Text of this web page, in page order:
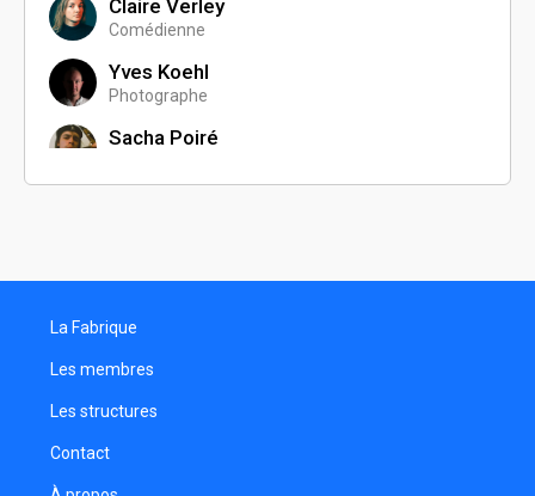
Claire Verley
Comédienne
Yves Koehl
Photographe
Sacha Poiré
Xavier Munch
Réalisateur
Florian Poupin
Nivet Léontine
Cadreuse
La Fabrique
Les membres
Les structures
Contact